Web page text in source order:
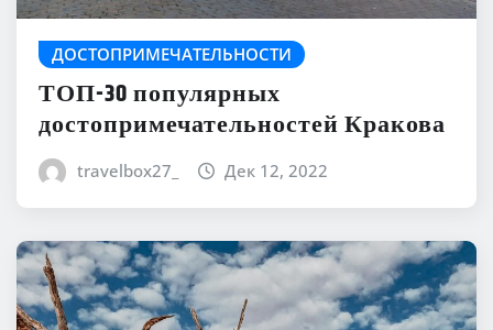
ДОСТОПРИМЕЧАТЕЛЬНОСТИ
ТОП-30 популярных
достопримечательностей Кракова
travelbox27_ Дек 12, 2022